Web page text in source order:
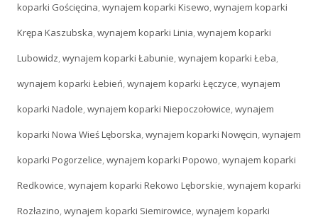
koparki Gościęcina,wynajem koparki Kisewo,wynajem koparki
Krępa Kaszubska,wynajem koparki Linia,wynajem koparki
Lubowidz,wynajem koparki Łabunie,wynajem koparki Łeba,
wynajem koparki Łebień,wynajem koparki Łęczyce,wynajem
koparki Nadole,wynajem koparki Niepoczołowice,wynajem
koparki Nowa Wieś Lęborska,wynajem koparki Nowęcin,wynajem
koparki Pogorzelice,wynajem koparki Popowo,wynajem koparki
Redkowice,wynajem koparki Rekowo Lęborskie,wynajem koparki
Rozłazino,wynajem koparki Siemirowice,wynajem koparki